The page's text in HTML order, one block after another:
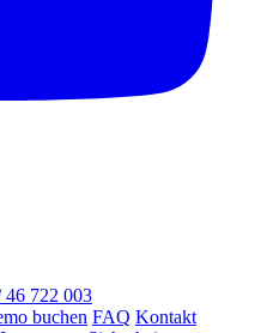
46 722 003
buchen FAQ Kontakt